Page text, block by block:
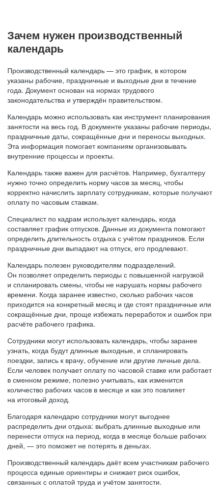
Зачем нужен производственный
календарь
Производственный календарь — это график, в котором
указаны рабочие, праздничные и выходные дни в течение
года. Документ основан на нормах трудового
законодательства и утверждён правительством.
Календарь можно использовать как инструмент планирования
занятости на весь год. В документе указаны рабочие периоды,
праздничные даты, сокращённые дни и переносы выходных.
Эта информация помогает компаниям организовывать
внутренние процессы и проекты.
Календарь также важен для расчётов. Например, бухгалтеру
нужно точно определить норму часов за месяц, чтобы
корректно начислить зарплату сотрудникам, которые получают
оплату по часовым ставкам.
Специалист по кадрам использует календарь, когда
составляет график отпусков. Данные из документа помогают
определить длительность отдыха с учётом праздников. Если
праздничные дни выпадают на отпуск, его продлевают.
Календарь полезен руководителям подразделений.
Он позволяет определить периоды с повышенной нагрузкой
и спланировать смены, чтобы не нарушать нормы рабочего
времени. Когда заранее известно, сколько рабочих часов
приходится на конкретный месяц и где стоят праздничные или
сокращённые дни, проще избежать переработок и ошибок при
расчёте рабочего графика.
Сотрудники могут использовать календарь, чтобы заранее
узнать, когда будут длинные выходные, и спланировать
поездки, запись к врачу, обучение или другие личные дела.
Если человек получает оплату по часовой ставке или работает
в сменном режиме, полезно учитывать, как изменится
количество рабочих часов в месяце и как это повлияет
на итоговый доход.
Благодаря календарю сотрудники могут выгоднее
распределить дни отдыха: выбрать длинные выходные или
перенести отпуск на период, когда в месяце больше рабочих
дней, — это поможет не потерять в деньгах.
Производственный календарь даёт всем участникам рабочего
процесса единые ориентиры и снижает риск ошибок,
связанных с оплатой труда и учётом занятости.